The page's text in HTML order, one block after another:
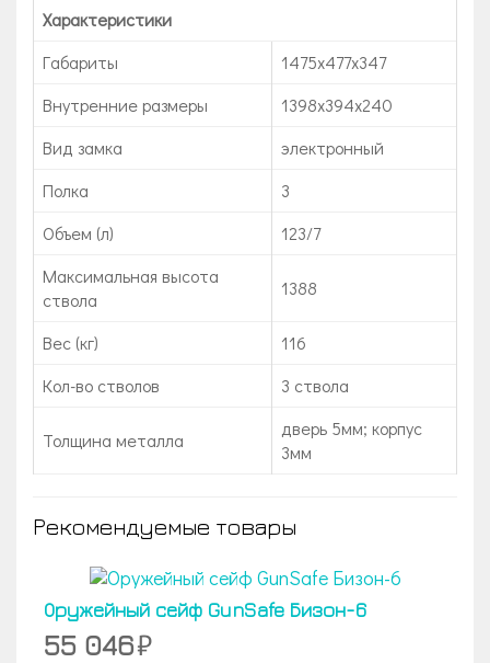
Характеристики
Габариты
1475x477x347
Внутренние размеры
1398x394x240
Вид замка
электронный
Полка
3
Объем (л)
123/7
Максимальная высота
ствола
1388
Вес (кг)
116
Кол-во стволов
3 ствола
Толщина металла
дверь 5мм; корпус
3мм
Рекомендуемые товары
Оружейный сейф GunSafe Бизон-6
55 046